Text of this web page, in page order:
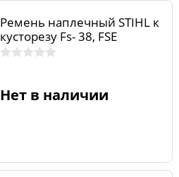
Ремень наплечный STIHL к
кусторезу Fs- 38, FSE
Нет в наличии